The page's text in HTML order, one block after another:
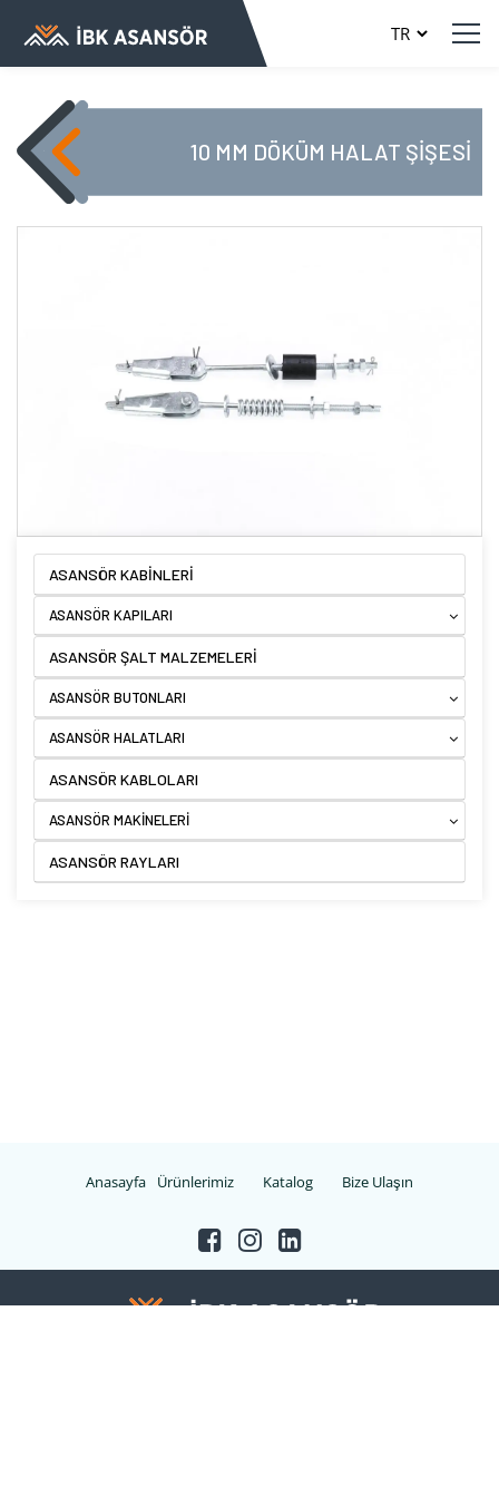
10 MM DÖKÜM HALAT ŞİŞESİ
ASANSÖR KABİNLERİ
ASANSÖR KAPILARI
ASANSÖR ŞALT MALZEMELERİ
ASANSÖR BUTONLARI
ASANSÖR HALATLARI
ASANSÖR KABLOLARI
ASANSÖR MAKİNELERİ
ASANSÖR RAYLARI
Anasayfa Ürünlerimiz Katalog Bize Ulaşın